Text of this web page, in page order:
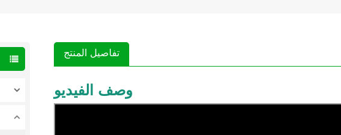
تفاصيل المنتج
وصف الفيديو